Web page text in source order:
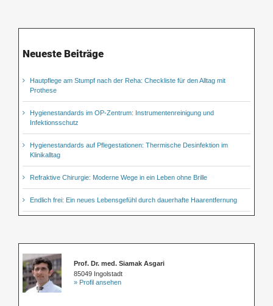
Neueste Beiträge
Hautpflege am Stumpf nach der Reha: Checkliste für den Alltag mit
Prothese
Hygienestandards im OP-Zentrum: Instrumentenreinigung und
Infektionsschutz
Hygienestandards auf Pflegestationen: Thermische Desinfektion im
Klinikalltag
Refraktive Chirurgie: Moderne Wege in ein Leben ohne Brille
Endlich frei: Ein neues Lebensgefühl durch dauerhafte Haarentfernung
Prof. Dr. med. Siamak Asgari
85049 Ingolstadt
» Profil ansehen